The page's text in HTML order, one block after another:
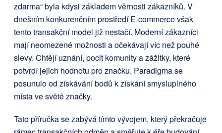
zdarma“ byla kdysi základem věrnosti zákazníků. V
dnešním konkurenčním prostředí E-commerce však
tento transakční model již nestačí. Moderní zákazníci
mají neomezené možnosti a očekávají víc než pouhé
slevy. Chtějí uznání, pocit komunity a zážitky, které
potvrdí jejich hodnotu pro značku. Paradigma se
posunulo od získávání bodů k získání smysluplného
místa ve světě značky.
Tato příručka se zabývá tímto vývojem, který překračuje